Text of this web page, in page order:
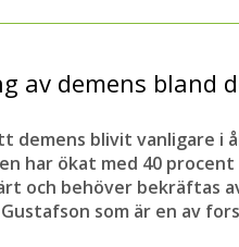
av demens bland
demens blivit vanligare i
har ökat med 40
och behöver bekräftas
som är en av